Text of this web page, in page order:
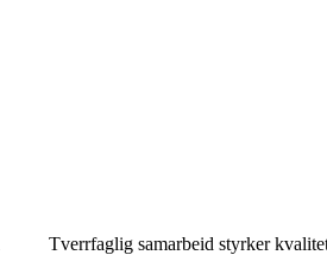
Tverrfaglig samarbeid styrker